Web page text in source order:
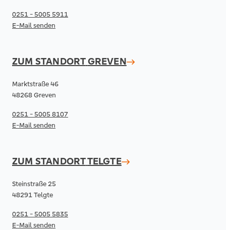
0251 - 5005 5911
E-Mail senden
ZUM STANDORTGREVEN
Marktstraße 46
48268 Greven
0251 - 5005 8107
E-Mail senden
ZUM STANDORTTELGTE
Steinstraße 25
48291 Telgte
0251 - 5005 5835
E-Mail senden